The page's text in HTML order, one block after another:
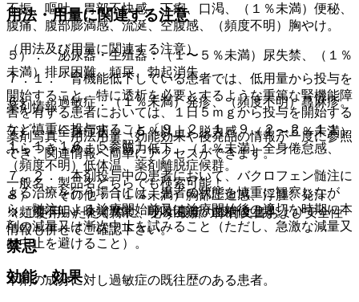
不振、嘔吐、胃部不快感、下痢、口渇、（１％未満）便秘、
腹痛、腹部膨満感、流涎、空腹感、（頻度不明）胸やけ。
５）． 泌尿器・生殖器：（１〜５％未満）尿失禁、（１％
未満）排尿困難、頻尿、勃起消失。
６）． 過敏症：（１％未満）発疹、（頻度不明）蕁麻疹。
７）． 全身症状：（５％以上）脱力感、（１〜５％未満）
ふらつき、めまい、筋力低下、（１％未満）全身倦怠感、
（頻度不明）低体温、薬剤離脱症候群。
８）． その他：（１％未満）胸部圧迫感、浮腫、発汗、
（頻度不明）味覚異常、呼吸困難、血糖値上昇。
禁忌
本剤の成分に対し過敏症の既往歴のある患者。
用法・用量に関連する注意
（用法及び用量に関連する注意）
７．１． 腎機能低下している患者では、低用量から投与を
開始すること。特に透析を必要とするような重篤な腎機能障
害を有する患者においては、１日５ｍｇから投与を開始する
など慎重に投与すること〔９．２．１、９．２．２、１１．
１．１、１６．５参照〕。
７．２． 本剤投与中の患者において、バクロフェン髄注に
よる治療を行う場合には、患者の状態を慎重に観察しなが
ら、髄注による治療開始前又は治療開始後の適切な時期に本
剤の減量又は漸次中止を試みること（ただし、急激な減量又
は中止を避けること）。
効能・効果
薬剤情報
薬剤写真、用法用量、効能効果や後発品の情報が一度に参照
でき、関連情報へ簡単にアクセスができます。
一般名、製品名どちらでも検索可能！
※ ご使用いただく際に、必ず最新の添付文書および安全性
情報も併せてご確認下さい。